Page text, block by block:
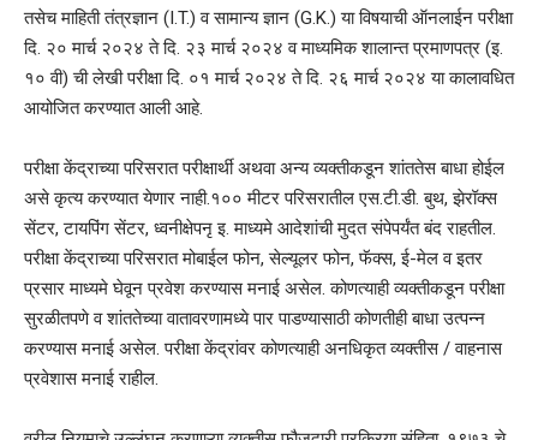
तसेच माहिती तंत्रज्ञान (I.T.) व सामान्य ज्ञान (G.K.) या विषयाची ऑनलाईन परीक्षा
दि. २० मार्च २०२४ ते दि. २३ मार्च २०२४ व माध्यमिक शालान्त प्रमाणपत्र (इ.
१० वी) ची लेखी परीक्षा दि. ०१ मार्च २०२४ ते दि. २६ मार्च २०२४ या कालावधित
आयोजित करण्यात आली आहे.
परीक्षा केंद्राच्या परिसरात परीक्षार्थी अथवा अन्य व्यक्तीकडून शांततेस बाधा होईल
असे कृत्य करण्यात येणार नाही.१०० मीटर परिसरातील एस.टी.डी. बुथ, झेरॉक्स
सेंटर, टायपिंग सेंटर, ध्वनीक्षेपनृ इ. माध्यमे आदेशांची मुदत संपेपर्यंत बंद राहतील.
परीक्षा केंद्राच्या परिसरात मोबाईल फोन, सेल्यूलर फोन, फॅक्स, ई-मेल व इतर
प्रसार माध्यमे घेवून प्रवेश करण्यास मनाई असेल. कोणत्याही व्यक्तीकडून परीक्षा
सुरळीतपणे व शांततेच्या वातावरणामध्ये पार पाडण्यासाठी कोणतीही बाधा उत्पन्न
करण्यास मनाई असेल. परीक्षा केंद्रांवर कोणत्याही अनधिकृत व्यक्तीस / वाहनास
प्रवेशास मनाई राहील.